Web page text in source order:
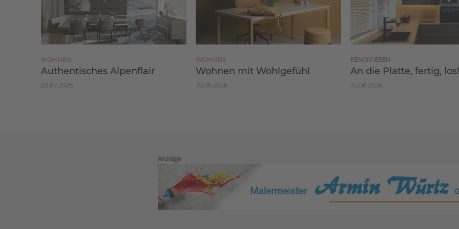
WOHNEN
Authentisches Alpenflair
02.07.2026
WOHNEN
Wohnen mit Wohlgefühl
30.06.2026
RENOVIEREN
An die Platte, fertig,
25.06.2026
Anzeige